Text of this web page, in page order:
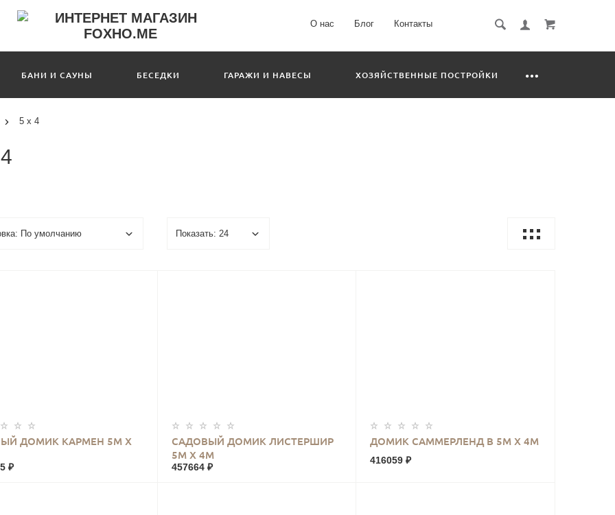
О нас Блог Контакты
БАНИ И САУНЫ БЕСЕДКИ ГАРАЖИ И НАВЕСЫ ХОЗЯЙСТВЕННЫЕ ПОСТРОЙКИ
5 х 4
ДОМИК КАРМЕН 5М Х
₽
КУПИТЬ
САДОВЫЙ ДОМИК ЛИСТЕРШИР
5М Х 4М
457664 ₽
КУПИТЬ ДОМИК САММЕРЛЕНД В 5М Х 4М
416059 ₽
КУПИТЬ